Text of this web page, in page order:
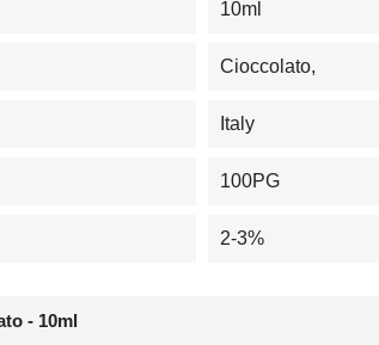
10ml
Cioccolato,
Italy
100PG
2-3%
- 10ml